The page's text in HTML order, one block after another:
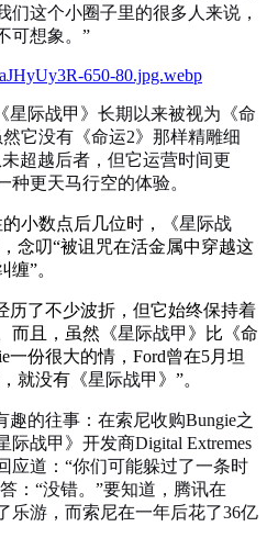
们这个小圈子里的很多人来说，
可想象。”
星际战甲 》长期以来被视为《命
它没有《命运2》那样精雕细
超越后者，但它运营时间更
更天马行空的体验。
小数点后几位时，《星际战
念叨“被诅咒在活金属中穿越这
”。
历了不少波折，但它始终保持着
而且，虽然《星际战甲 》比《命
一份很大的情，Ford曾在5月坦
就没有《星际战甲 》”。
趣的往事：在索尼收购Bungie之
际战甲 》开发商Digital Extremes
应道：“你们可能躲过了一条时
：“没错。”要知道，腾讯在
乐游，而索尼在一年后花了36亿